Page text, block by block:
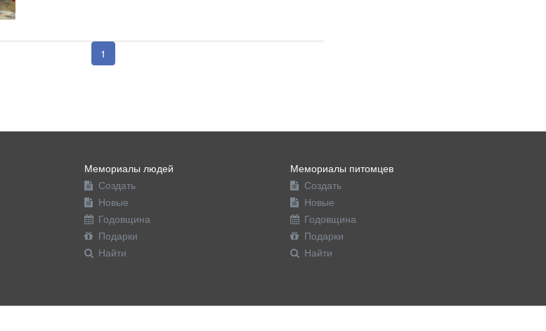
1
Мемориалы людей
Создать
Новые
Годовщина
Подарки
Найти
Мемориалы питомцев
Создать
Новые
Годовщина
Подарки
Найти